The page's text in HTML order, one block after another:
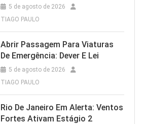
5 de agosto de 2026
TIAGO PAULO
Abrir Passagem Para Viaturas
De Emergência: Dever E Lei
5 de agosto de 2026
TIAGO PAULO
Rio De Janeiro Em Alerta: Ventos
Fortes Ativam Estágio 2